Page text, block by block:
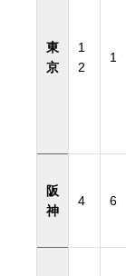
東
京
1
2
1
阪
神
4 6